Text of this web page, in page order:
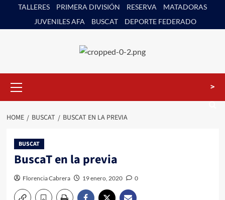
content
TALLERES PRIMERA DIVISIÓN RESERVA
MATADORAS
JUVENILES AFA
BUSCAT DEPORTE FEDERADO
Menu
>
HOME BUSCAT BUSCAT EN LA PREVIA
BUSCAT
BuscaT en la previa
Florencia Cabrera 19 enero, 2020 0